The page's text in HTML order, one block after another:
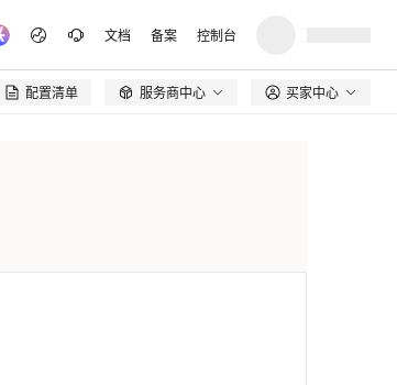
文档 备案 控制台
配置清单  服务商中心 买家中心